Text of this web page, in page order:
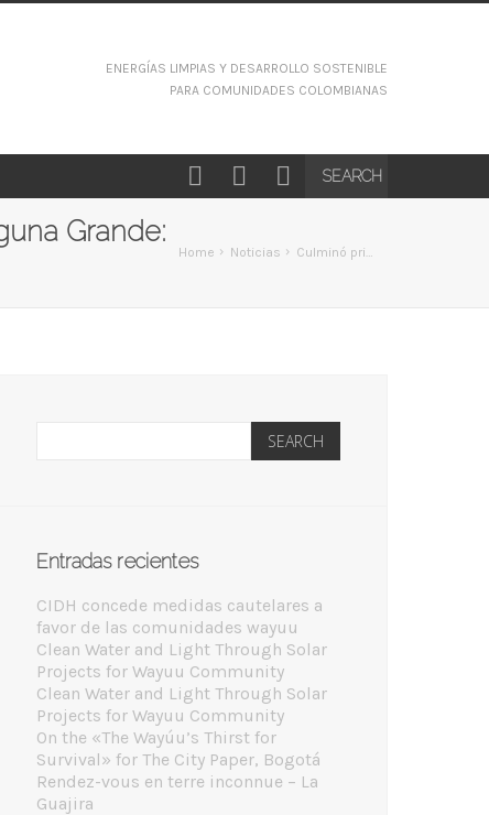
ENERGÍAS LIMPIAS Y DESARROLLO SOSTENIBLE
PARA COMUNIDADES COLOMBIANAS
Home Noticias Culminó primera etapa del proyecto con la comunidad Wayúu de Laguna Grande: agua potable para 130 personas
Grande:
Entradas recientes
CIDH concede medidas cautelares a
favor de las comunidades wayuu
Clean Water and Light Through Solar
Projects for Wayuu Community
Clean Water and Light Through Solar
Projects for Wayuu Community
On the «The Wayúu’s Thirst for
Survival» for The City Paper, Bogotá
Rendez-vous en terre inconnue – La
Guajira